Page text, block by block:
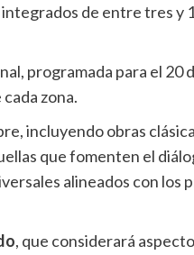
de entre tres y
programada para el 20
zona.
incluyendo obras
que fomenten el
alineados con los
, que considerará